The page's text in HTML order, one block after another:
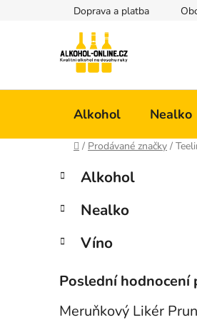
Doprava a platba
Alkohol Nealko
Domů
/ Prodávané značky /
P
s
r
n
n
Přeskočit
kategorie
K
a
e
o
i
Alkohol
Nealko
Víno
Poslední hodnocení